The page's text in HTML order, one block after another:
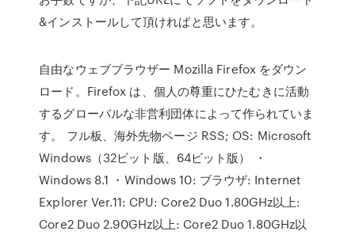
&インストールして頂ければと思います。
自由なウェブブラウザー Mozilla Firefox をダウン
ロード。Firefox は、個人の尊重にひたむきに活動
するグローバルな非営利団体によって作られていま
す。 フル板、海外先物ページ RSS; OS: Microsoft
Windows（32ビット版、64ビット版） ・
Windows 8.1 ・Windows 10: ブラウザ: Internet
Explorer Ver.11: CPU: Core2 Duo 1.80GHz以上:
Core2 Duo 2.90GHz以上: Core2 Duo 1.80GHz以